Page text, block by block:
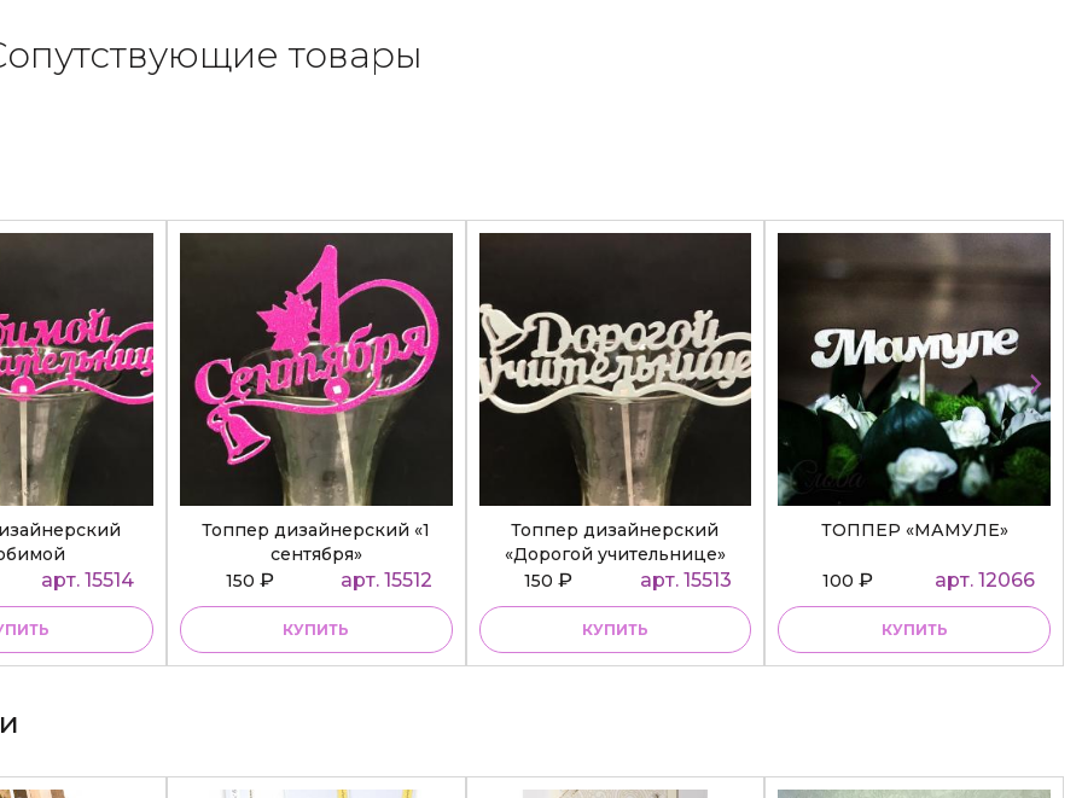
товары
арт. 15514
Топпер дизайнерский «1
сентября»
150 ₽ арт. 15512
КУПИТЬ
Топпер дизайнерский
«Дорогой учительнице»
150₽ арт. 15513
КУПИТЬ
ТОППЕР «МАМУЛЕ»
100₽ арт. 12066
КУПИТЬ